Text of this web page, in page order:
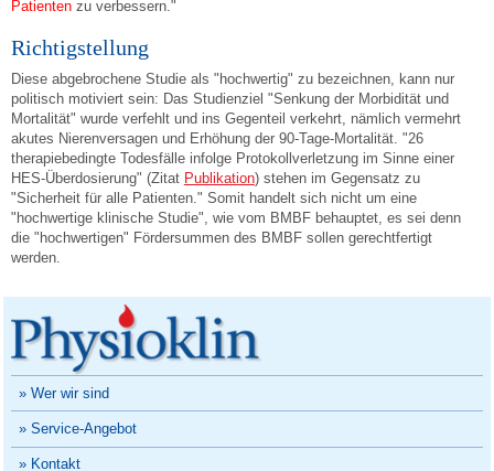
Patientenzu verbessern."
Richtigstellung
Diese abgebrochene Studie als "hochwertig" zu bezeichnen, kann nur
politisch motiviert sein: Das Studienziel "Senkung der Morbidität und
Mortalität" wurde verfehlt und ins Gegenteil verkehrt, nämlich vermehrt
akutes Nierenversagen und Erhöhung der 90-Tage-Mortalität. "26
therapiebedingte Todesfälle infolge Protokollverletzung im Sinne einer
HES-Überdosierung" (Zitat Publikation) stehen im Gegensatz zu
"Sicherheit für alle Patienten." Somit handelt sich nicht um eine
"hochwertige klinische Studie", wie vom BMBF behauptet, es sei denn
die "hochwertigen" Fördersummen des BMBF sollen gerechtfertigt
werden.
» Wer wir sind
» Service-Angebot
» Kontakt